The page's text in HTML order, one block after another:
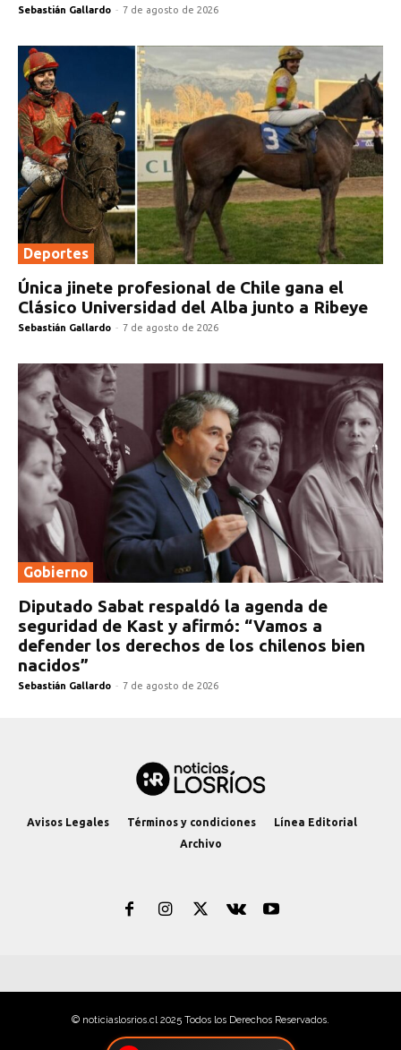
Sebastián Gallardo - 7 de agosto de 2026
Deportes
Única jinete profesional de Chile gana el
Clásico Universidad del Alba junto a Ribeye
Sebastián Gallardo - 7 de agosto de 2026
Gobierno
Diputado Sabat respaldó la agenda de
seguridad de Kast y afirmó: “Vamos a
defender los derechos de los chilenos bien
nacidos”
Sebastián Gallardo - 7 de agosto de 2026
Avisos Legales Términos y condiciones
Línea Editorial
Archivo
© noticiaslosrios.cl 2025 Todos los Derechos Reservados.